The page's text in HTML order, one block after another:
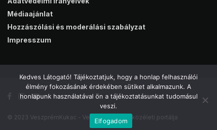
Médiaajánlat
Hozzászólási és moderálási szabályzat
Impresszum
© 2023 VeszprémKukac - Veszprém online közéleti portálja
Kedves Látogató! Tájékoztatjuk, hogy a honlap felhasználói
élmény fokozásának érdekében sütiket alkalmazunk. A
honlapunk használatával ön a tájékoztatásunkat tudomásul
veszi.
Elfogadom